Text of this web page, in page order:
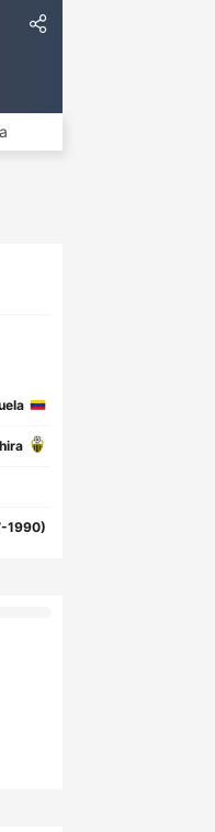
1990)